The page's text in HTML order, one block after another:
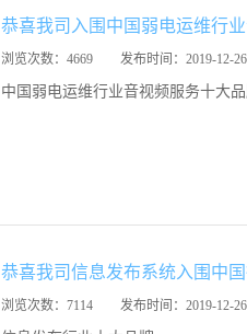
恭喜我司入围中国弱电运维行
浏览次数： 4669 发布时间： 2019-12-26
中国弱电运维行业音视频服务十大
恭喜我司信息发布系统入围中
浏览次数： 7114 发布时间： 2019-12-26